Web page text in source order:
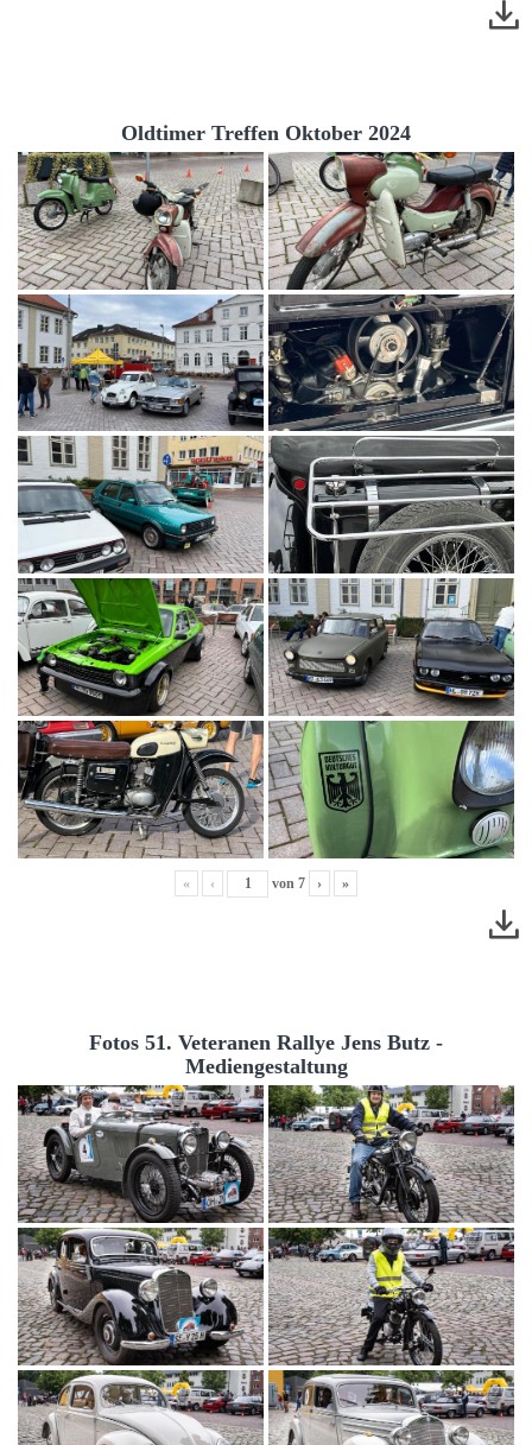
Oldtimer Treffen Oktober 2024
« ‹ von 7 › »
Fotos 51. Veteranen Rallye Jens Butz -
Mediengestaltung